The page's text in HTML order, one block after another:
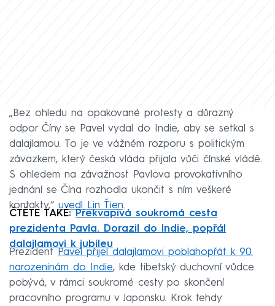
„Bez ohledu na opakované protesty a důrazný
odpor Číny se Pavel vydal do Indie, aby se setkal s
dalajlamou. To je ve vážném rozporu s politickým
závazkem, který česká vláda přijala vůči čínské vládě.
S ohledem na závažnost Pavlova provokativního
jednání se Čína rozhodla ukončit s ním veškeré
kontakty,“ uvedl Lin Ťien.
ČTĚTE TAKÉ:
Překvapivá soukromá cesta
prezidenta Pavla. Dorazil do Indie, popřál
dalajlamovi k jubileu
Prezident
Pavel přijel dalajlamovi poblahopřát k 90.
narozeninám do Indie, kde tibetský duchovní vůdce
pobývá, v rámci soukromé cesty po skončení
pracovního programu v Japonsku. Krok tehdy